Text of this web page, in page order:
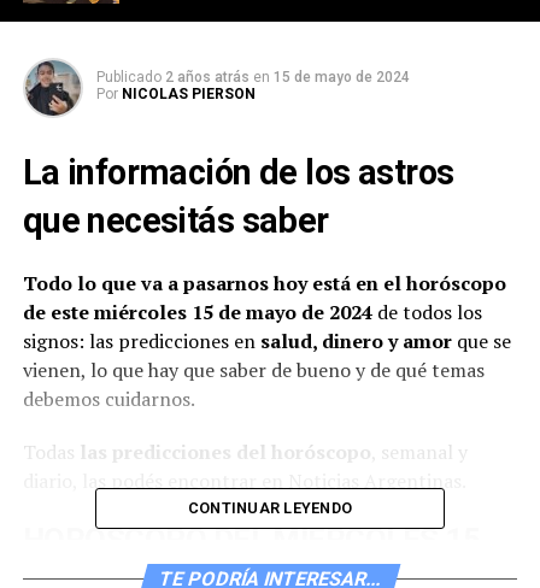
Publicado 2 años atrás en 15 de mayo de 2024
Por NICOLAS PIERSON
La información de los astros
que necesitás saber
Todo lo que va a pasarnoshoy está en el horóscopo
de este miércoles 15 de mayo de 2024 de todos los
signos: las predicciones en salud, dinero y amorque se
vienen, lo que hay que saber de bueno y de qué temas
debemos cuidarnos.
Todas las predicciones del horóscopo , semanal y
HORÓSCOPO DEL MIÉRCOLES 15
CONTINUAR LEYENDO
TE PODRÍA INTERESAR...